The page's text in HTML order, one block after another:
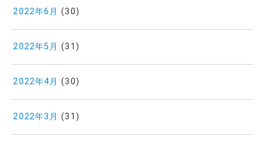
2022年6月 (30)
2022年5月 (31)
2022年4月 (30)
2022年3月 (31)